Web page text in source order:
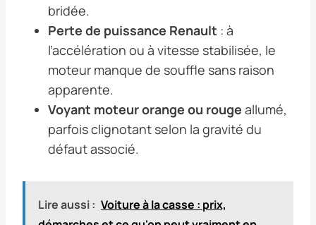
bridée.
Perte de puissance Renault : à
l’accélération ou à vitesse stabilisée, le
moteur manque de souffle sans raison
apparente.
Voyant moteur orange ou rouge allumé,
parfois clignotant selon la gravité du
défaut associé.
Lire aussi : Voiture à la casse : prix,